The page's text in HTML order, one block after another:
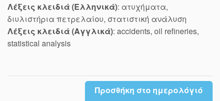
Λέξεις κλειδιά (Ελληνικά): ατυχήματα,
διυλιστήρια πετρελαίου, στατιστική ανάλυση
Λέξεις κλειδιά (Αγγλικά): accidents, oil refineries,
statistical analysis
Προσθήκη στο ημερολόγιό